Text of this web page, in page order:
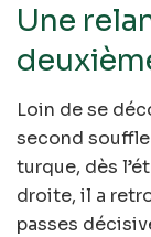
Une
Loin de se
second souffle
turque, dès
droite, il a
passes